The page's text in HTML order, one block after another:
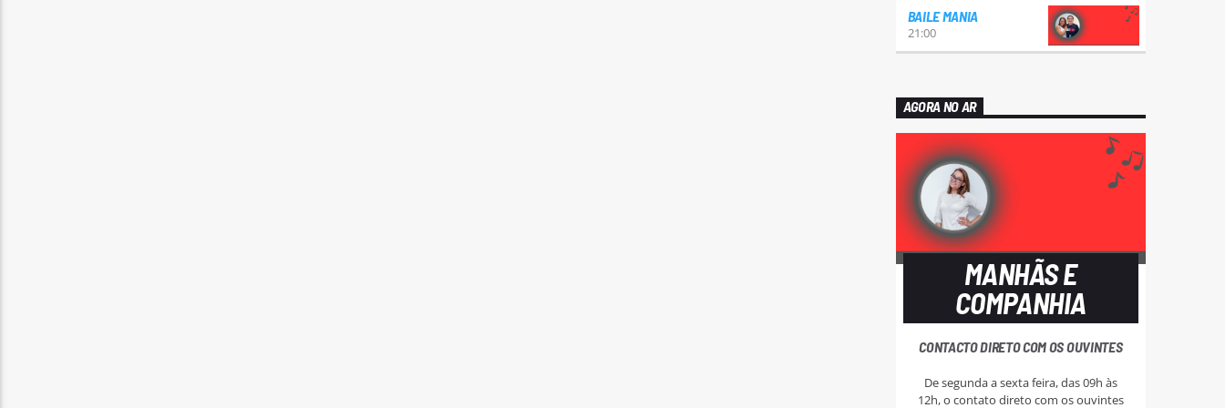
BAILE MANIA
21:00
AGORA NO AR
MANHÃS E
COMPANHIA
CONTACTO DIRETO COM OS OUVINTES
De segunda a sexta feira, das 09h às
12h, o contato direto com os ouvintes